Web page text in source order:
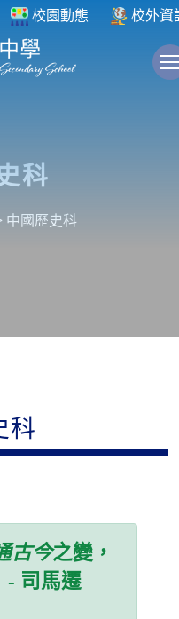
校園動態 校外資
科
中國歷史科
科
古今之變，
- 司馬遷